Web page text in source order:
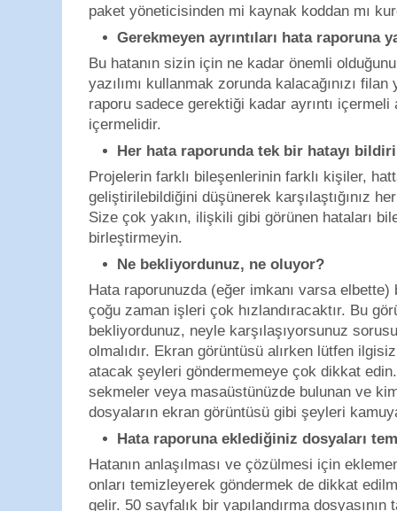
paket yöneticisinden mi kaynak koddan mı
Gerekmeyen ayrıntıları hata raporuna
Bu hatanın sizin için ne kadar önemli
yazılımı kullanmak zorunda kalacağınızı
raporu sadece gerektiği kadar ayrıntı içermeli
içermelidir.
Her hata raporunda tek bir hatayı
Projelerin farklı bileşenlerinin farklı kişiler,
geliştirilebildiğini düşünerek karşılaştığınız
Size çok yakın, ilişkili gibi görünen hataları
birleştirmeyin.
Ne bekliyordunuz, ne oluyor?
Hata raporunuzda (eğer imkanı varsa
çoğu zaman işleri çok hızlandıracaktır. Bu
bekliyordunuz, neyle karşılaşıyorsunuz
olmalıdır. Ekran görüntüsü alırken lütfen
atacak şeyleri göndermemeye çok dikkat edin.
sekmeler veya masaüstünüzde bulunan ve
dosyaların ekran görüntüsü gibi şeyleri
Hata raporuna eklediğiniz dosyaları
Hatanın anlaşılması ve çözülmesi için
onları temizleyerek göndermek de dikkat
gelir. 50 sayfalık bir yapılandırma dosyasının